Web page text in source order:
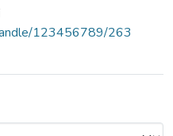
123456789/263